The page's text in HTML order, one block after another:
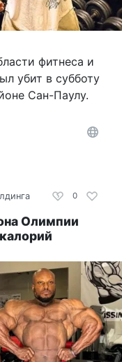
фитнеса и
убит в субботу
Сан-Паулу.
0
Олимпии